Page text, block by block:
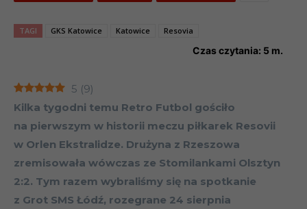
TAGI GKS Katowice Katowice Resovia
Czas czytania: 5 m.
5 (9)
Kilka tygodni temu Retro Futbol gościło
na pierwszym w historii meczu piłkarek Resovii
w Orlen Ekstralidze. Drużyna z Rzeszowa
zremisowała wówczas ze Stomilankami Olsztyn
2:2. Tym razem wybraliśmy się na spotkanie
z Grot SMS Łódź, rozegrane 24 sierpnia